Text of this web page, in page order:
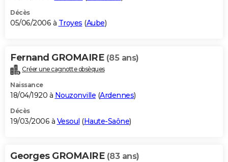
Décès
05/06/2006 à Troyes (Aube)
Fernand GROMAIRE (85 ans)
Créer une cagnotte obsèques
Naissance
18/04/1920 à Nouzonville (Ardennes)
Décès
19/03/2006 à Vesoul (Haute-Saône)
Georges GROMAIRE (83 ans)